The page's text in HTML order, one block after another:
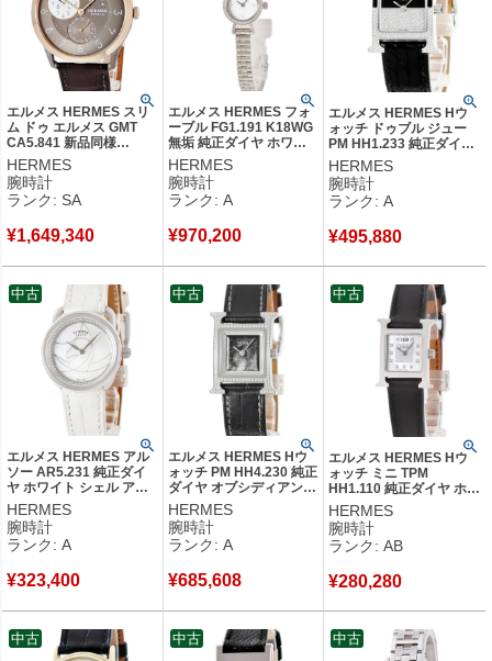
エルメス HERMES スリ
ム ドゥ エルメス GMT
CA5.841 新品同様
K18PG×Ti コンビ ブラウ
ン デイト メンズ 腕時計
自動巻き ブラウン 【中
古】新品同様品
HERMES
腕時計
ランク: SA
¥1,649,340
エルメス HERMES フォ
ーブル FG1.191 K18WG
無垢 純正ダイヤ ホワイ
ト 白 ブレスレット レデ
ィース 腕時計クオーツ
ホワイト 【中古】中古美
品
HERMES
腕時計
ランク: A
¥970,200
エルメス HERMES Hウ
ォッチ ドゥブル ジュー
PM HH1.233 純正ダイヤ
H型 黒エナメル ツートー
ンダイヤル レディース 腕
時計クオーツ ブラック
【中古】中古美品
HERMES
腕時計
ランク: A
¥495,880
エルメス HERMES アル
ソー AR5.231 純正ダイ
ヤ ホワイト シェル アン
リ・ドリニー レディース
腕時計クオーツ ホワイト
【中古】中古美品
HERMES
腕時計
ランク: A
¥323,400
中古
エルメス HERMES Hウ
ォッチ PM HH4.230 純正
ダイヤ オブシディアン
黒曜石 レディース 腕時
計クオーツ ブラック
【中古】中古美品
HERMES
腕時計
ランク: A
¥685,608
中古
エルメス HERMES Hウ
ォッチ ミニ TPM
HH1.110 純正ダイヤ ホワ
イト シェル スクエア レ
ディース 腕時計クオーツ
ホワイト 【中古】中古品
HERMES
腕時計
ランク: AB
¥280,280
中古
中古 中古 中古